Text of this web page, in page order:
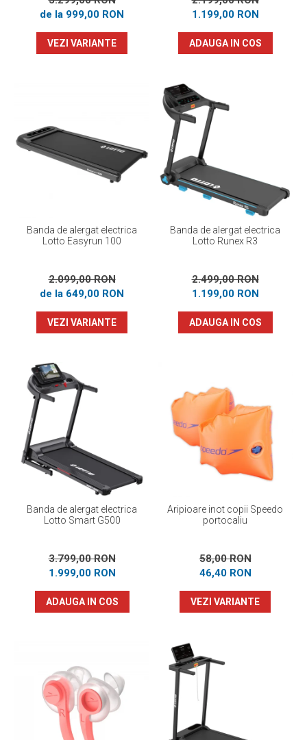
de la 999,00 RON
VEZI VARIANTE
1.199,00 RON
ADAUGA IN COS
Banda de alergat electrica
Lotto Easyrun 100
2.099,00 RON
de la 649,00 RON
VEZI VARIANTE
Banda de alergat electrica
Lotto Runex R3
2.499,00 RON
1.199,00 RON
ADAUGA IN COS
Banda de alergat electrica
Lotto Smart G500
3.799,00 RON
1.999,00 RON
ADAUGA IN COS
Aripioare inot copii Speedo
portocaliu
58,00 RON
46,40 RON
VEZI VARIANTE